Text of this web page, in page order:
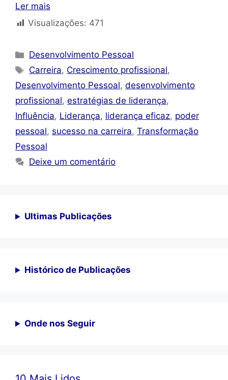
Ler mais
Visualizações: 471
Categorias
Desenvolvimento Pessoal
Tags
Carreira, Crescimento profissional,
Desenvolvimento Pessoal, desenvolvimento
profissional, estratégias de liderança,
Influência, Liderança, liderança eficaz, poder
pessoal, sucesso na carreira, Transformação
Pessoal
Deixe um comentário
Ultimas Publicações
Histórico de Publicações
Onde nos Seguir